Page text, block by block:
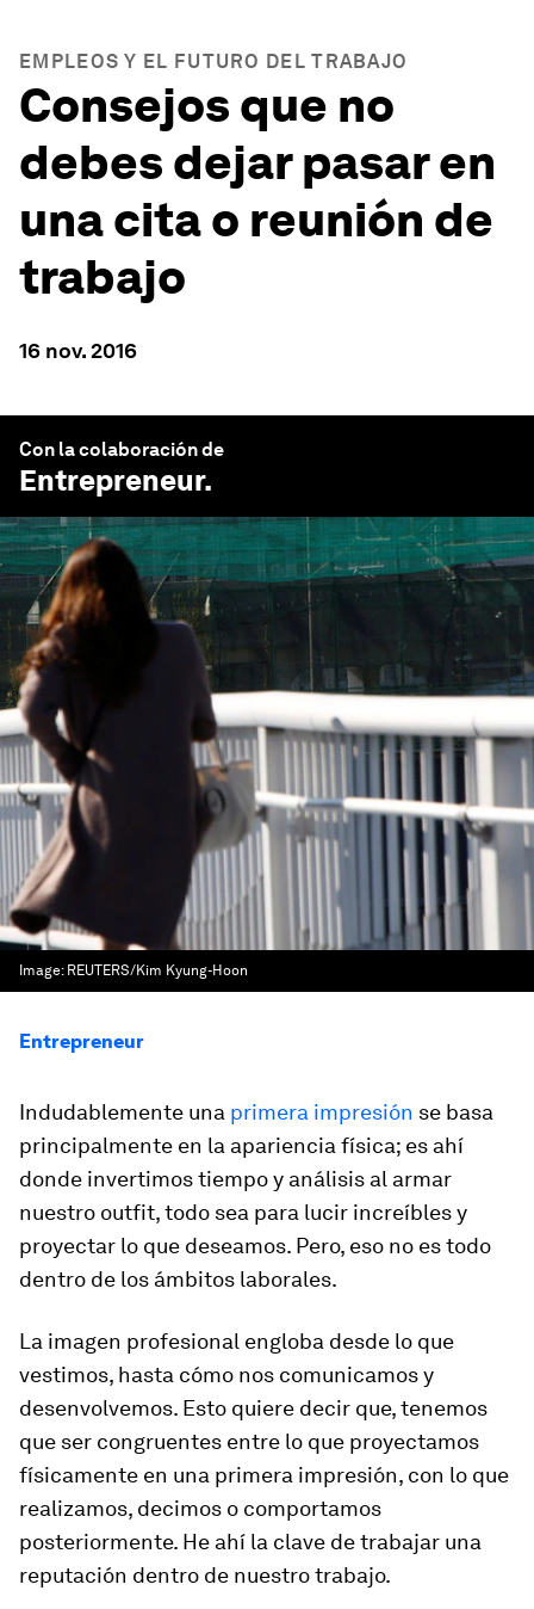
EMPLEOS Y EL FUTURO DEL TRABAJO
Consejos que no
debes dejar pasar en
una cita o reunión de
trabajo
16 nov. 2016
Con la colaboración de
Entrepreneur.
Image: REUTERS/Kim Kyung-Hoon
Entrepreneur
Indudablemente una primera impresión se basa
principalmente en la apariencia física; es ahí
donde invertimos tiempo y análisis al armar
nuestro outfit, todo sea para lucir increíbles y
proyectar lo que deseamos. Pero, eso no es todo
dentro de los ámbitos laborales.
La imagen profesional engloba desde lo que
vestimos, hasta cómo nos comunicamos y
desenvolvemos. Esto quiere decir que, tenemos
que ser congruentes entre lo que proyectamos
físicamente en una primera impresión, con lo que
realizamos, decimos o comportamos
posteriormente. He ahí la clave de trabajar una
reputación dentro de nuestro trabajo.